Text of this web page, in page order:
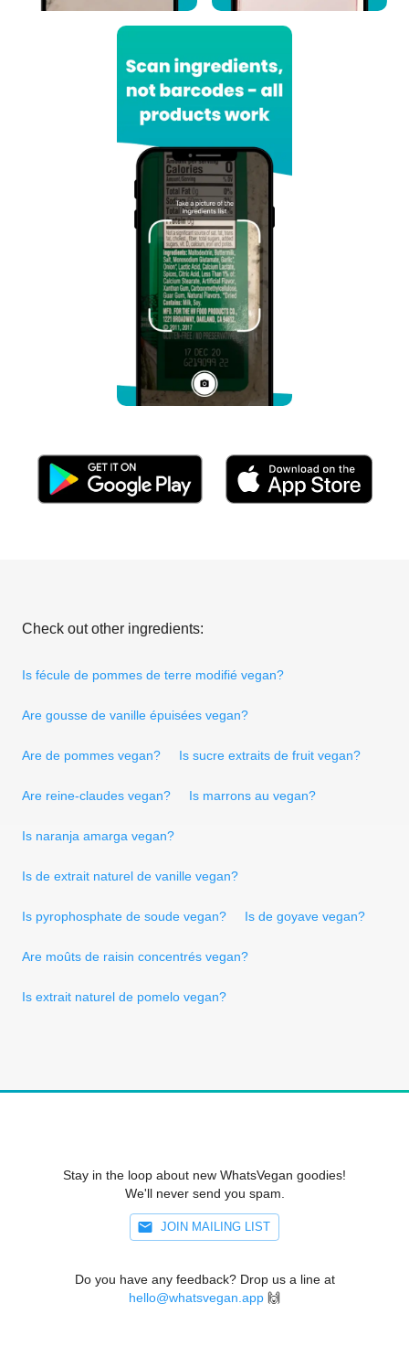
Check out other ingredients:
Is fécule de pommes de terre modifié vegan?
Are gousse de vanille épuisées vegan?
Are de pommes vegan? Is sucre extraits de fruit vegan?
Are reine-claudes vegan? Is marrons au vegan?
Is naranja amarga vegan?
Is de extrait naturel de vanille vegan?
Is pyrophosphate de soude vegan? Is de goyave vegan?
Are moûts de raisin concentrés vegan?
Is extrait naturel de pomelo vegan?
Stay in the loop about new WhatsVegan goodies!
We'll never send you spam.
JOIN MAILING LIST
Do you have any feedback? Drop us a line at
hello@whatsvegan.app 🙌